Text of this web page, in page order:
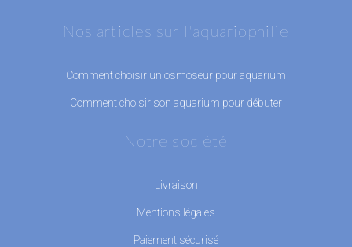
Nos articles sur l'aquariophilie
Comment choisir un osmoseur pour aquarium
Comment choisir son aquarium pour débuter
Notre société
Livraison
Mentions légales
Paiement sécurisé